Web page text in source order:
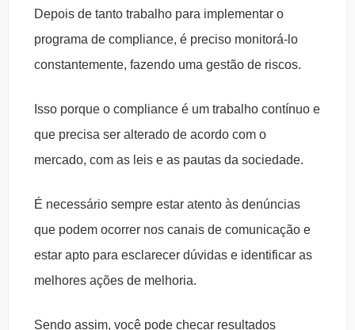
Depois de tanto trabalho para implementar o
programa de compliance, é preciso monitorá-lo
constantemente, fazendo uma gestão de riscos.
Isso porque o compliance é um trabalho contínuo e
que precisa ser alterado de acordo com o
mercado, com as leis e as pautas da sociedade.
É necessário sempre estar atento às denúncias
que podem ocorrer nos canais de comunicação e
estar apto para esclarecer dúvidas e identificar as
melhores ações de melhoria.
Sendo assim, você pode checar resultados